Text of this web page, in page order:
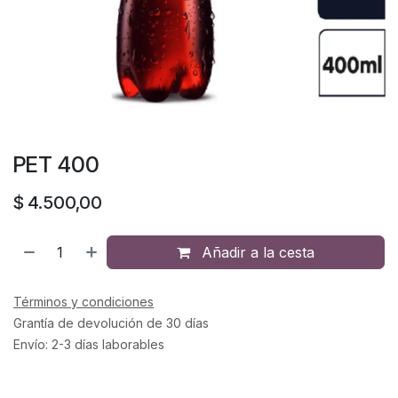
PET 400
$ 4.500,00
Añadir a la cesta
Términos y condiciones
Grantía de devolución de 30 días
Envío: 2-3 días laborables